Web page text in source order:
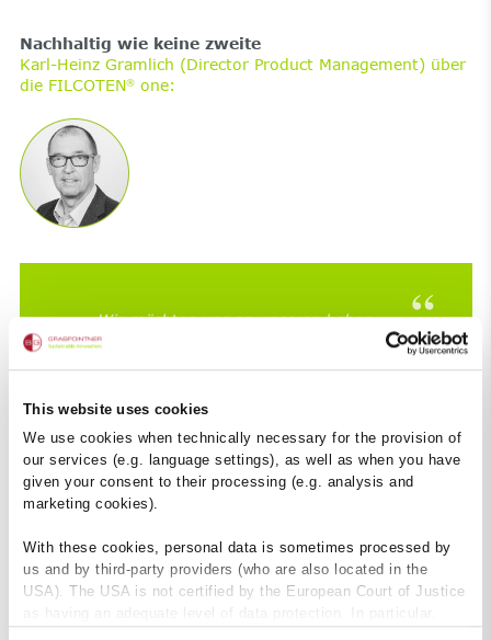
This website uses cookies
We use cookies when technically necessary for the provision of
our services (e.g. language settings), as well as when you have
given your consent to their processing (e.g. analysis and
marketing cookies).
With these cookies, personal data is sometimes processed by
us and by third-party providers (who are also located in the
USA). The USA is not certified by the European Court of Justice
as having an adequate level of data protection. In particular,
Nachhaltig wie keine zweite
Karl-Heinz Gramlich (Director Product Management) über
die FILCOTEN®one:
Wir möchten uns an unseren hohen
ökologischen Ansprüchen messen lassen.
Deshalb haben wir von unabhängiger Stelle
anerkannten Richtlinien erstellen lassen
unseren Kunden bereit.